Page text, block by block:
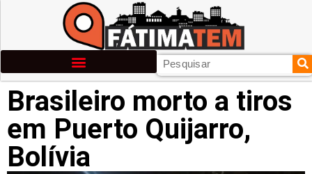
Brasileiro morto a tiros
em Puerto Quijarro,
Bolívia